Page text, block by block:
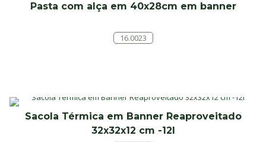
Pasta com alça em 40x28cm em banner
16.0023
Sacola Térmica em Banner Reaproveitado
32x32x12 cm -12l